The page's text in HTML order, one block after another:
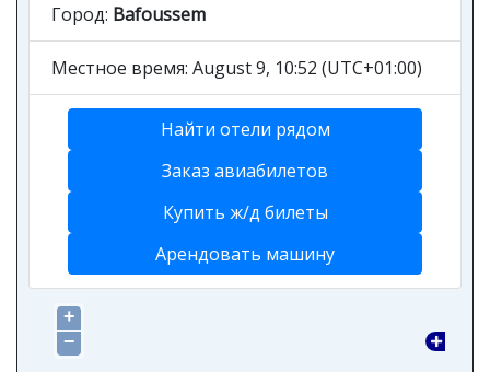
Город: Bafoussem
Местное время: August 9, 10:52 (UTC+01:00)
Найти отели рядом
Заказ авиабилетов
Купить ж/д билеты
Арендовать машину
+
−